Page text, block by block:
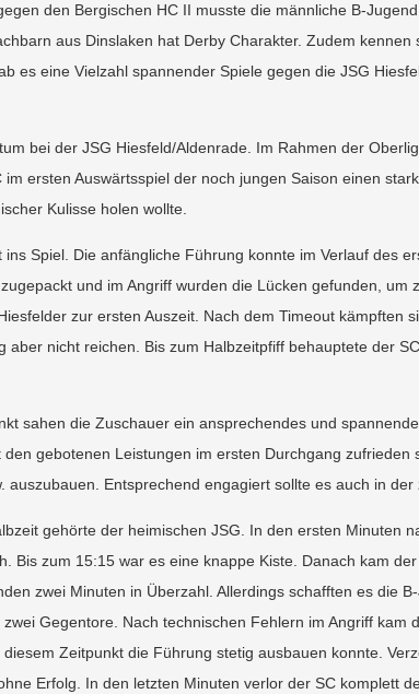
den Bergischen HC II musste die männliche B-
aus Dinslaken hat Derby Charakter. Zudem
es eine Vielzahl spannender Spiele gegen die JSG
bei der JSG Hiesfeld/Aldenrade. Im Rahmen der
im ersten Auswärtsspiel der noch jungen Saison einen
Kulisse holen wollte.
ins Spiel. Die anfängliche Führung konnte im Verlauf des
und im Angriff wurden die Lücken gefunden,
zur ersten Auszeit. Nach dem Timeout kämpften
aber nicht reichen. Bis zum Halbzeitpfiff behauptete der
sahen die Zuschauer ein ansprechendes und
gebotenen Leistungen im ersten Durchgang
auszubauen. Entsprechend engagiert sollte es auch in der
gehörte der heimischen JSG. In den ersten Minuten
Bis zum 15:15 war es eine knappe Kiste. Danach kam
zwei Minuten in Überzahl. Allerdings schafften es die
Gegentore. Nach technischen Fehlern im Angriff kam
Zeitpunkt die Führung stetig ausbauen konnte.
Erfolg. In den letzten Minuten verlor der SC komplett